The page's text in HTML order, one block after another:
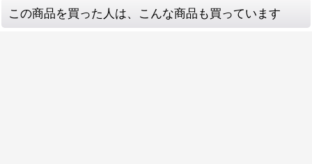
この商品を買った人は、こんな商品も買っています